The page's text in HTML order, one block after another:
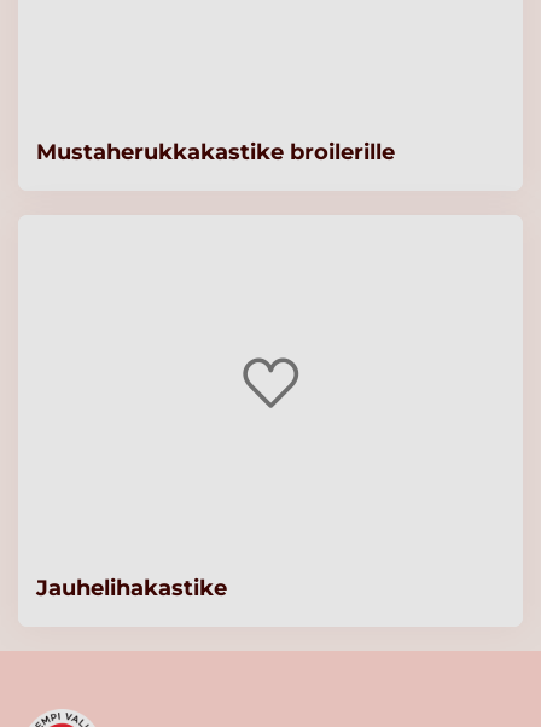
Mustaherukkakastike broilerille
Jauhelihakastike